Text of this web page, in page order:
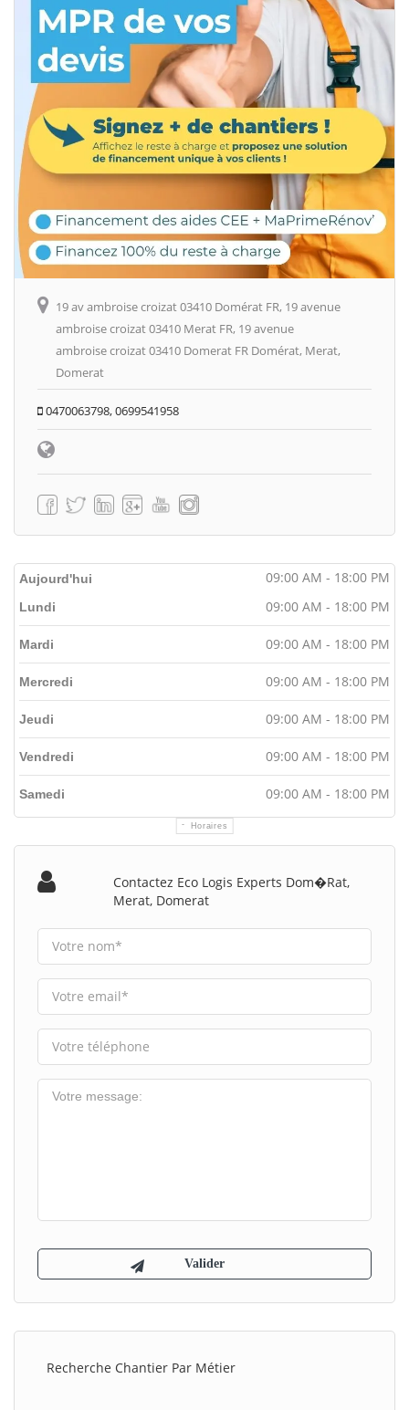
19 av ambroise croizat 03410 Domérat FR, 19 avenue
ambroise croizat 03410 Merat FR, 19 avenue
ambroise croizat 03410 Domerat FR Domérat, Merat,
Domerat
0470063798, 0699541958
Aujourd'hui 09:00 AM - 18:00 PM
Horaires
Lundi 09:00 AM - 18:00 PM
Mardi 09:00 AM - 18:00 PM
Mercredi 09:00 AM - 18:00 PM
Jeudi 09:00 AM - 18:00 PM
Vendredi 09:00 AM - 18:00 PM
Samedi 09:00 AM - 18:00 PM
Contactez Eco Logis Experts Dom�rat,
Merat, Domerat
Recherche Chantier Par Métier